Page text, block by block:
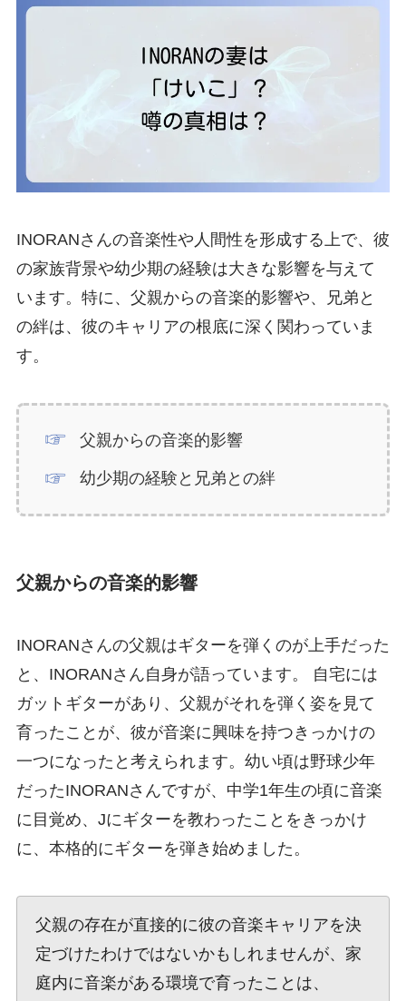
INORANさんの音楽性や人間性を形成する上で、彼
の家族背景や幼少期の経験は大きな影響を与えて
います。特に、父親からの音楽的影響や、兄弟と
の絆は、彼のキャリアの根底に深く関わっていま
す。
父親からの音楽的影響
幼少期の経験と兄弟との絆
父親からの音楽的影響
INORANさんの父親はギターを弾くのが上手だった
と、INORANさん自身が語っています。 自宅には
ガットギターがあり、父親がそれを弾く姿を見て
育ったことが、彼が音楽に興味を持つきっかけの
一つになったと考えられます。幼い頃は野球少年
だったINORANさんですが、中学1年生の頃に音楽
に目覚め、Jにギターを教わったことをきっかけ
に、本格的にギターを弾き始めました。
父親の存在が直接的に彼の音楽キャリアを決
定づけたわけではないかもしれませんが、家
庭内に音楽がある環境で育ったことは、